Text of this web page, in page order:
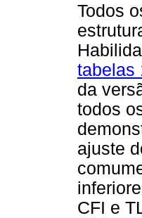
Todos
tabelas
da
todos
ajuste
CFI e